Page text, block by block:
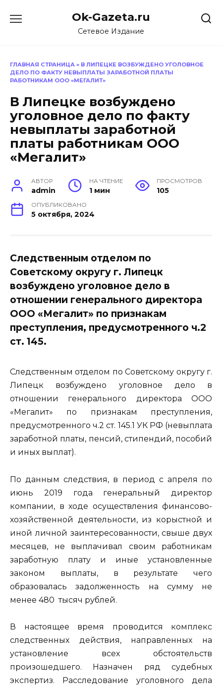
Ok-Gazeta.ru
Сетевое Издание
ГЛАВНАЯ СТРАНИЦА » В ЛИПЕЦКЕ ВОЗБУЖДЕНО УГОЛОВНОЕ
ДЕЛО ПО ФАКТУ НЕВЫПЛАТЫ ЗАРАБОТНОЙ ПЛАТЫ
РАБОТНИКАМ ООО «МЕГАЛИТ»
В Липецке возбуждено
уголовное дело по факту
невыплаты заработной
платы работникам ООО
«Мегалит»
АВТОР
admin
НА ЧТЕНИЕ
1 мин
ПРОСМОТРОВ
105
ОПУБЛИКОВАНО
5 октября, 2024
Следственным отделом по
Советскому округу г. Липецк
возбуждено уголовное дело в
отношении генерального директора
ООО «Мегалит» по признакам
преступления, предусмотренного ч.2
ст. 145.
Следственным отделом по Советскому округу г.
Липецк возбуждено уголовное дело в
отношении генерального директора ООО
«Мегалит» по признакам преступления,
предусмотренного ч.2 ст. 145.1 УК РФ (невыплата
заработной платы, пенсий, стипендий, пособий
и иных выплат).
По данным следствия, в период с апреля по
июнь 2019 года генеральный директор
компании, в ходе осуществления финансово-
хозяйственной деятельности, из корыстной и
иной личной заинтересованности, свыше двух
месяцев, не выплачивал своим работникам
заработную плату и иные установленные
законом выплаты, в результате чего
образовалась задолженность на сумму не
менее 480 тысяч рублей.
В настоящее время проводится комплекс
следственных действия, направленных на
установление всех обстоятельств
произошедшего. Назначен ряд судебных
экспертиз. Расследование уголовного дела